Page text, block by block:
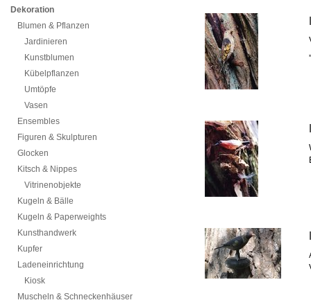
Dekoration
Blumen & Pflanzen
Jardinieren
Kunstblumen
Kübelpflanzen
Umtöpfe
Vasen
Ensembles
Figuren & Skulpturen
Glocken
Kitsch & Nippes
Vitrinenobjekte
Kugeln & Bälle
Kugeln & Paperweights
Kunsthandwerk
Kupfer
Ladeneinrichtung
Kiosk
Muscheln & Schneckenhäuser